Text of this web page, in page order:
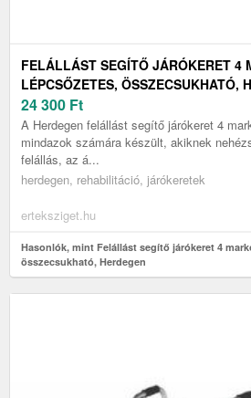
FELÁLLÁST SEGÍTŐ JÁRÓKERET 4
LÉPCSŐZETES, ÖSSZECSUKHATÓ,
24 300 Ft
A Herdegen felállást segítő járókeret 4
mindazok számára készült, akiknek
felállás, az á...
herdegen, rehabilitáció, járókeretek
erteksziget.hu
Hasonlók, mint Felállást segítő járókeret 4
összecsukható, Herdegen